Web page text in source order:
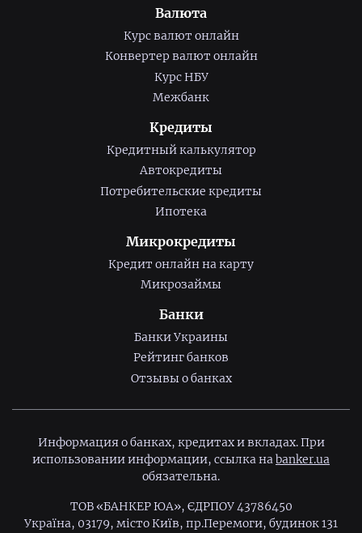
Валюта
Курс валют онлайн
Конвертер валют онлайн
Курс НБУ
Межбанк
Кредиты
Кредитный калькулятор
Автокредиты
Потребительские кредиты
Ипотека
Микрокредиты
Кредит онлайн на карту
Микрозаймы
Банки
Банки Украины
Рейтинг банков
Отзывы о банках
Информация о банках, кредитах и вкладах. При
использовании информации, ссылка наbanker.ua
обязательна.
ТОВ «БАНКЕР ЮА», ЄДРПОУ 43786450
Україна, 03179, місто Київ, пр.Перемоги, будинок 131